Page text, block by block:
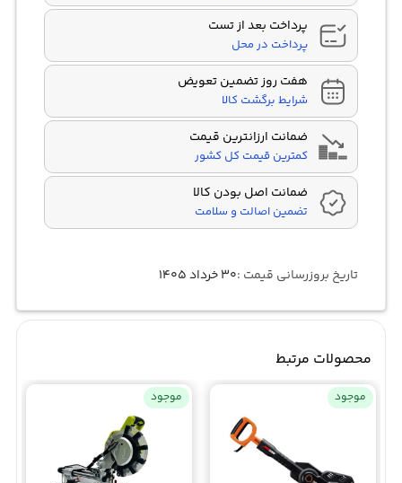
پرداخت بعد از تست
پرداخت در محل
هفت روز تضمین تعویض
شرایط برگشت کالا
ضمانت ارزانترین قیمت
کمترین قیمت کل کشور
ضمانت اصل بودن کالا
تضمین اصالت و سلامت
تاریخ بروزرسانی قیمت :۳۰ خرداد ۱۴۰۵
محصولات مرتبط
موجود موجود